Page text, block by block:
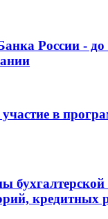
России -
участие в
кредитных